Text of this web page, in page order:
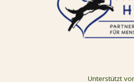
Unterstützt